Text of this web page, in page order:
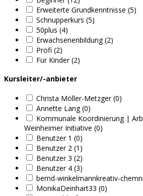
Erweiterte Grundkenntnisse (5)
Schnupperkurs (5)
50plus (4)
Erwachsenenbildung (2)
Profi (2)
Für Kinder (2)
Kursleiter/-anbieter
Christa Möller-Metzger (0)
Annette Lang (0)
Kommunale Koordinierung |
Weinheimer Initiative (0)
Benutzer 1 (0)
Benutzer 2 (1)
Benutzer 3 (2)
Benutzer 4 (3)
bernd-winkelmannkreativ-
MonikaDeinhart33 (0)